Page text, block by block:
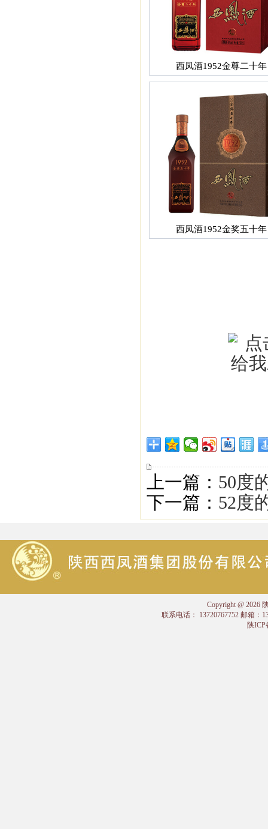
西凤酒1952金尊二十年
西凤酒1952金奖五十年
上一篇： 50度
下一篇： 52度
Copyright @ 2026
联系电话： 13720767752 邮箱：
陕ICP